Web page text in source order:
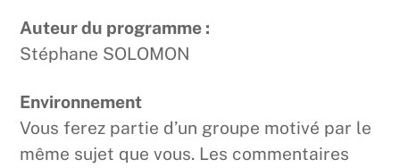
Auteur du programme :
Stéphane SOLOMON
Environnement
Vous ferez partie d’un groupe motivé par le
même sujet que vous. Les commentaires